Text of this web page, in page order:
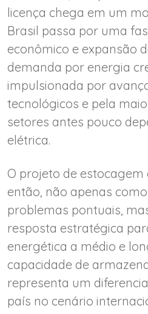
licença chega em um
Brasil passa por uma
econômico e expansão
demanda por energia
impulsionada por
tecnológicos e pela
setores antes pouco
elétrica.
O projeto de estocagem
então, não apenas
problemas pontuais,
resposta estratégica
energética a médio e
capacidade de
representa um
país no cenário